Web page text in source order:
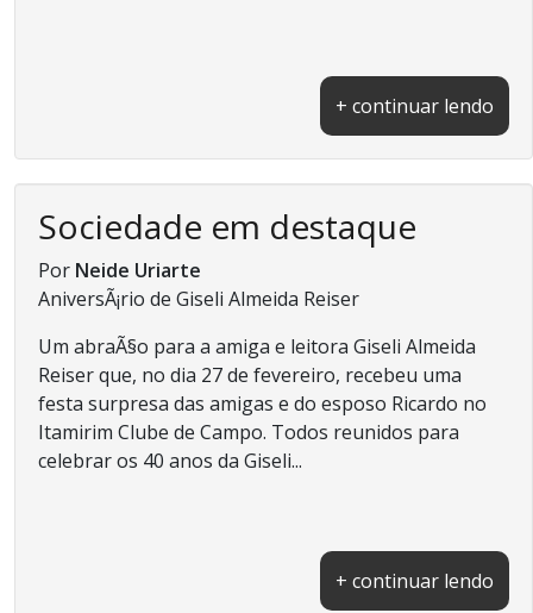
+ continuar lendo
Sociedade em destaque
Por Neide Uriarte
AniversÃ¡rio de Giseli Almeida Reiser
Um abraÃ§o para a amiga e leitora Giseli Almeida
Reiser que, no dia 27 de fevereiro, recebeu uma
festa surpresa das amigas e do esposo Ricardo no
Itamirim Clube de Campo. Todos reunidos para
celebrar os 40 anos da Giseli...
+ continuar lendo